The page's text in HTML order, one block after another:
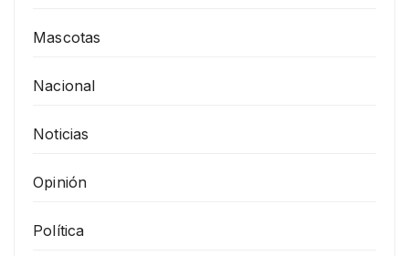
Mascotas
Nacional
Noticias
Opinión
Política